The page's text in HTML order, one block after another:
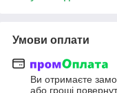
Умови оплати
Ви отримаєте
або гроші